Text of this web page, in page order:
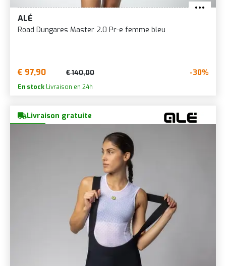
ALÉ
Road Dungares Master 2.0 Pr-e femme bleu
€ 97,90 € 140,00 -30%
En stock Livraison en 24h
Livraison gratuite